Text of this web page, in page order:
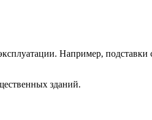
Например, подставки
зданий.